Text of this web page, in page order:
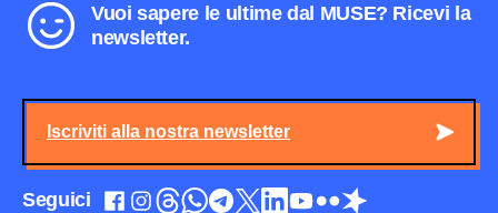
Vuoi sapere le ultime dal MUSE? Ricevi la
newsletter.
Iscriviti alla nostra newsletter
Seguici